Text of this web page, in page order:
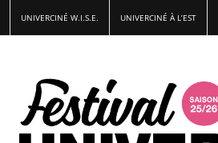
UNIVERCINÉ W.I.S.E. UNIVERCINÉ À L’EST